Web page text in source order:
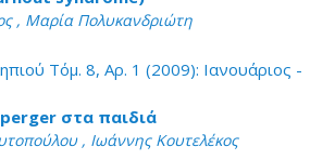
, Μαρία Πολυκανδριώτη
Τόμ. 8, Αρ. 1 (2009): Ιανουάριος -
στα παιδιά
, Ιωάννης Κουτελέκος